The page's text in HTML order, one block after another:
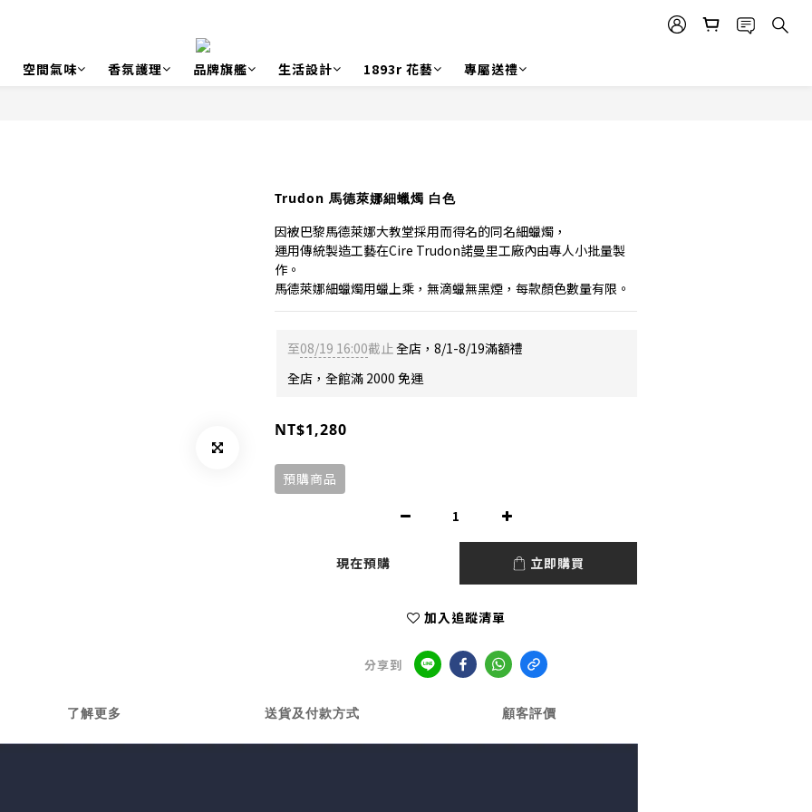
空間氣味 香氛護理 品牌旗艦 生活設計 1893r 花藝 專屬送禮
Trudon 馬德萊娜細蠟燭 白色
因被巴黎馬德萊娜大教堂採用而得名的同名細蠟燭，
運用傳統製造工藝在Cire Trudon諾曼里工廠內由專人小批量製
作。
馬德萊娜細蠟燭用蠟上乘，無滴蠟無黑煙，每款顏色數量有限。
至08/19 16:00截止全店，8/1-8/19滿額禮
全店，全館滿 2000 免運
NT$1,280
預購商品
現在預購 立即購買
加入追蹤清單
分享到
了解更多 送貨及付款方式 顧客評價